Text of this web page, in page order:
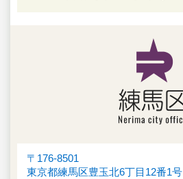
〒176-8501
東京都練馬区豊玉北6丁目12番1号